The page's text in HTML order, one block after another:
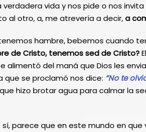
verdadera vida y nos pide o nos
al otro, a, me atrevería a decir,a
hambre, bebemos cuando
de Cristo, tenemos sed de Cristo?
alimentó del maná que Dios les
que se proclamó nos dice: “No te
hizo brotar agua para calmar la
parece que en este mundo en que